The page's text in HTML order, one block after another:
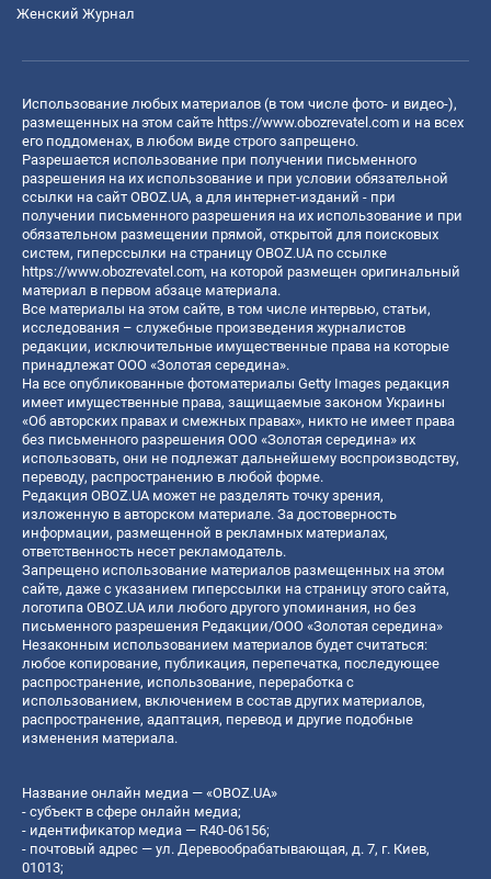
Женский Журнал
Использование любых материалов (в том числе фото- и видео-),
размещенных на этом сайте https://www.obozrevatel.com и на всех
его поддоменах, в любом виде строго запрещено.
Разрешается использование при получении письменного
разрешения на их использование и при условии обязательной
ссылки на сайт OBOZ.UA, а для интернет-изданий - при
получении письменного разрешения на их использование и при
обязательном размещении прямой, открытой для поисковых
систем, гиперссылки на страницу OBOZ.UA по ссылке
https://www.obozrevatel.com, на которой размещен оригинальный
материал в первом абзаце материала.
Все материалы на этом сайте, в том числе интервью, статьи,
исследования – служебные произведения журналистов
редакции, исключительные имущественные права на которые
принадлежат ООО «Золотая середина».
На все опубликованные фотоматериалы Getty Images редакция
имеет имущественные права, защищаемые законом Украины
«Об авторских правах и смежных правах», никто не имеет права
без письменного разрешения ООО «Золотая середина» их
использовать, они не подлежат дальнейшему воспроизводству,
переводу, распространению в любой форме.
Редакция OBOZ.UA может не разделять точку зрения,
изложенную в авторском материале. За достоверность
информации, размещенной в рекламных материалах,
ответственность несет рекламодатель.
Запрещено использование материалов размещенных на этом
сайте, даже с указанием гиперссылки на страницу этого сайта,
логотипа OBOZ.UA или любого другого упоминания, но без
письменного разрешения Редакции/ООО «Золотая середина»
Незаконным использованием материалов будет считаться:
любое копирование, публикация, перепечатка, последующее
распространение, использование, переработка с
использованием, включением в состав других материалов,
распространение, адаптация, перевод и другие подобные
изменения материала.
Название онлайн медиа — «OBOZ.UA»
- субъект в сфере онлайн медиа;
- идентификатор медиа — R40-06156;
- почтовый адрес — ул. Деревообрабатывающая, д. 7, г. Киев,
01013;